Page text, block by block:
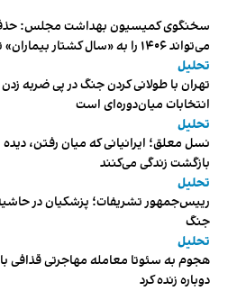
سخنگوی کمیسیون بهداشت مجلس: حذف
می‌تواند ۱۴۰۶ را به «سال کشتار بیماران» تبدیل کند
تحلیل
تهران با طولانی کردن جنگ در پی ضربه
انتخابات میان‌دوره‌ای است
تحلیل
نسل معلق؛ ایرانیانی که میان رفتن،
بازگشت زندگی می‌کنند
تحلیل
رییس‌جمهور تشریفات؛ پزشکیان در
جنگ
تحلیل
هجوم به سئوتا معامله مهاجرتی قذافی با
دوباره زنده کرد